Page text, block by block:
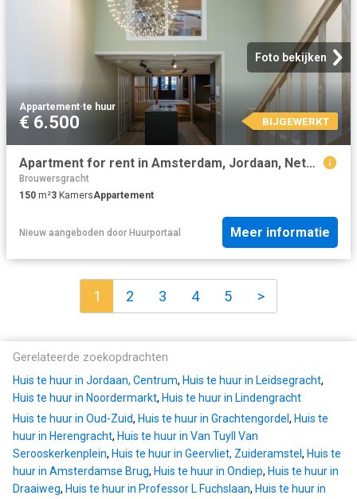
Foto bekijken
Appartement·te huur
€ 6.500 BIJGEWERKT
Apartment for rent in Amsterdam, Jordaan, Netherlands
Brouwersgracht
150 m²3 KamersAppartement
Nieuw aangeboden door Huurportaal Meer informatie
1 2 3 4 5 >
Gerelateerde zoekopdrachten
Huis te huur in Jordaan, Centrum, Huis te huur in Leidsegracht,
Huis te huur in Noordermarkt, Huis te huur in Lindengracht
Huis te huur in Oud-Zuid, Huis te huur in Grachtengordel , Huis te
huur in Herengracht, Huis te huur in Van Tuyll Van
Serooskerkenplein, Huis te huur in Geervliet, Zuideramstel , Huis te
huur in Amsterdamse Brug, Huis te huur in Ondiep, Huis te huur in
Draaiweg, Huis te huur in Professor L Fuchslaan, Huis te huur in